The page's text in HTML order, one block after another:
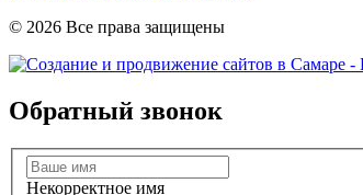
© 2026 Все права защищены
Обратный звонок
Некорректное имя